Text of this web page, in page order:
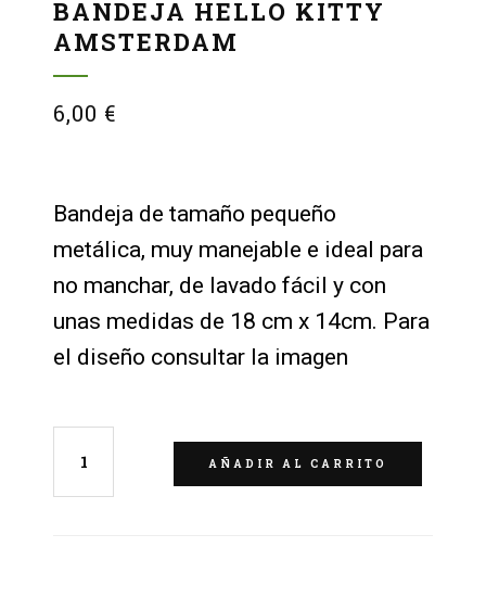
BANDEJA HELLO KITTY
AMSTERDAM
6,00 €
Bandeja de tamaño pequeño
metálica, muy manejable e ideal para
no manchar, de lavado fácil y con
unas medidas de 18 cm x 14cm. Para
el diseño consultar la imagen
AÑADIR AL CARRITO